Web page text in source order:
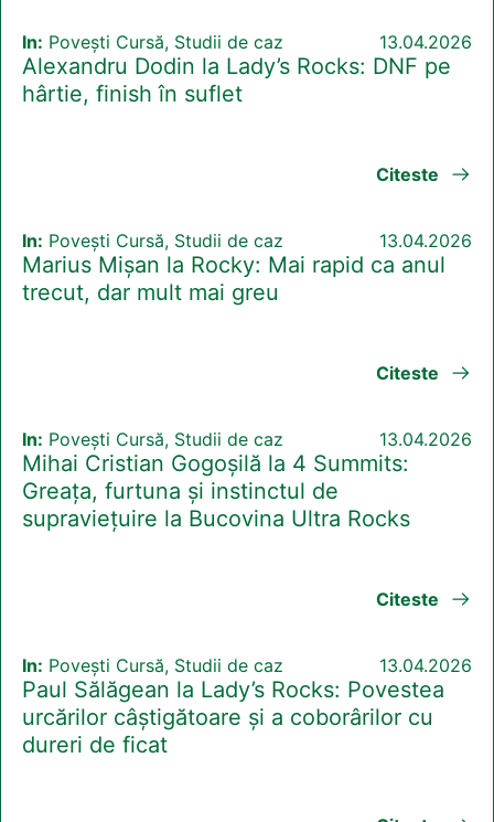
In: Povești Cursă, Studii de caz 13.04.2026
Alexandru Dodin la Lady’s Rocks: DNF pe
hârtie, finish în suflet
Citeste
In: Povești Cursă, Studii de caz 13.04.2026
Marius Mișan la Rocky: Mai rapid ca anul
trecut, dar mult mai greu
Citeste
In: Povești Cursă, Studii de caz 13.04.2026
Mihai Cristian Gogoșilă la 4 Summits:
Greața, furtuna și instinctul de
supraviețuire la Bucovina Ultra Rocks
Citeste
In: Povești Cursă, Studii de caz 13.04.2026
Paul Sălăgean la Lady’s Rocks: Povestea
urcărilor câștigătoare și a coborârilor cu
dureri de ficat